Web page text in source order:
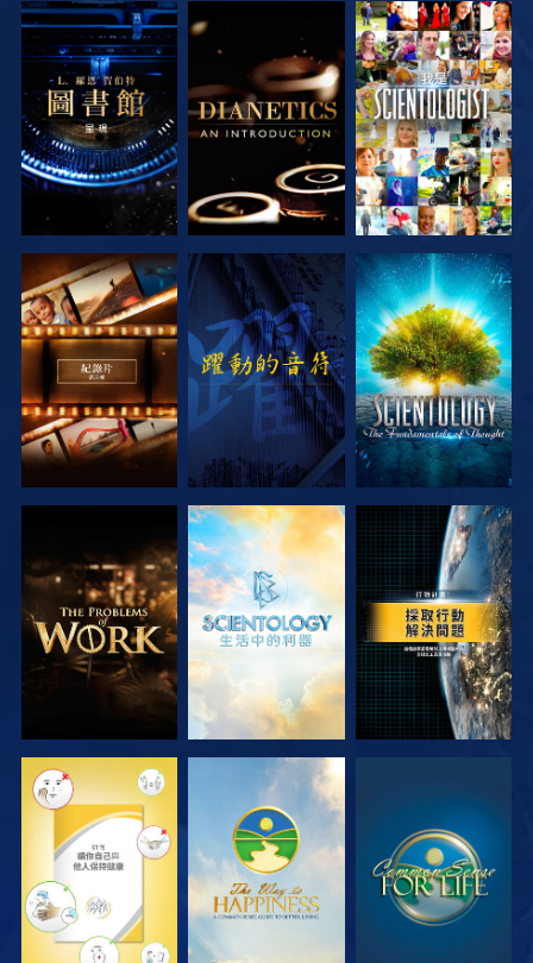
探索系列節目 探索系列節目 觀看
探索系列節目 觀看 探索系列節目
探索系列節目 探索系列節目 觀看
觀看 觀看 觀看